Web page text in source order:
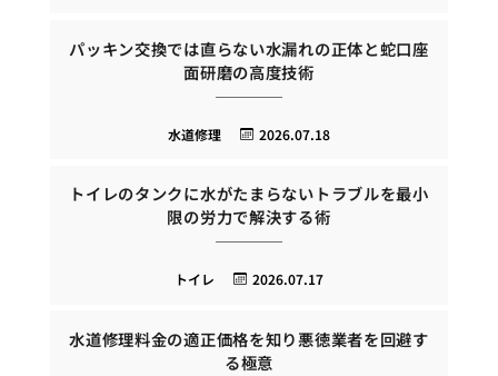
パッキン交換では直らない水漏れの正体と蛇口座
面研磨の高度技術
2026.07.18
水道修理
トイレのタンクに水がたまらないトラブルを最小
限の労力で解決する術
2026.07.17
トイレ
水道修理料金の適正価格を知り悪徳業者を回避す
る極意